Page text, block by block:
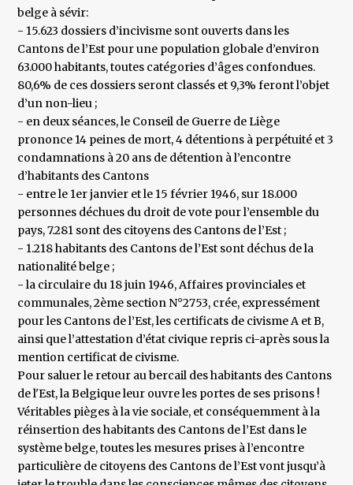
belge à sévir:
- 15.623 dossiers d’incivisme sont ouverts dans les
Cantons de l’Est pour une population globale d’environ
63.000 habitants, toutes catégories d’âges confondues.
80,6% de ces dossiers seront classés et 9,3% feront l’objet
d’un non-lieu ;
- en deux séances, le Conseil de Guerre de Liège
prononce 14 peines de mort, 4 détentions à perpétuité et 3
condamnations à 20 ans de détention à l’encontre
d’habitants des Cantons
- entre le 1er janvier et le 15 février 1946, sur 18.000
personnes déchues du droit de vote pour l’ensemble du
pays, 7.281 sont des citoyens des Cantons de l’Est ;
- 1.218 habitants des Cantons de l’Est sont déchus de la
nationalité belge ;
- la circulaire du 18 juin 1946, Affaires provinciales et
communales, 2ème section N°2753, crée, expressément
pour les Cantons de l’Est, les certificats de civisme A et B,
ainsi que l’attestation d’état civique repris ci-après sous la
mention certificat de civisme.
Pour saluer le retour au bercail des habitants des Cantons
de l'Est, la Belgique leur ouvre les portes de ses prisons !
Véritables pièges à la vie sociale, et conséquemment à la
réinsertion des habitants des Cantons de l’Est dans le
système belge, toutes les mesures prises à l’encontre
particulière de citoyens des Cantons de l’Est vont jusqu’à